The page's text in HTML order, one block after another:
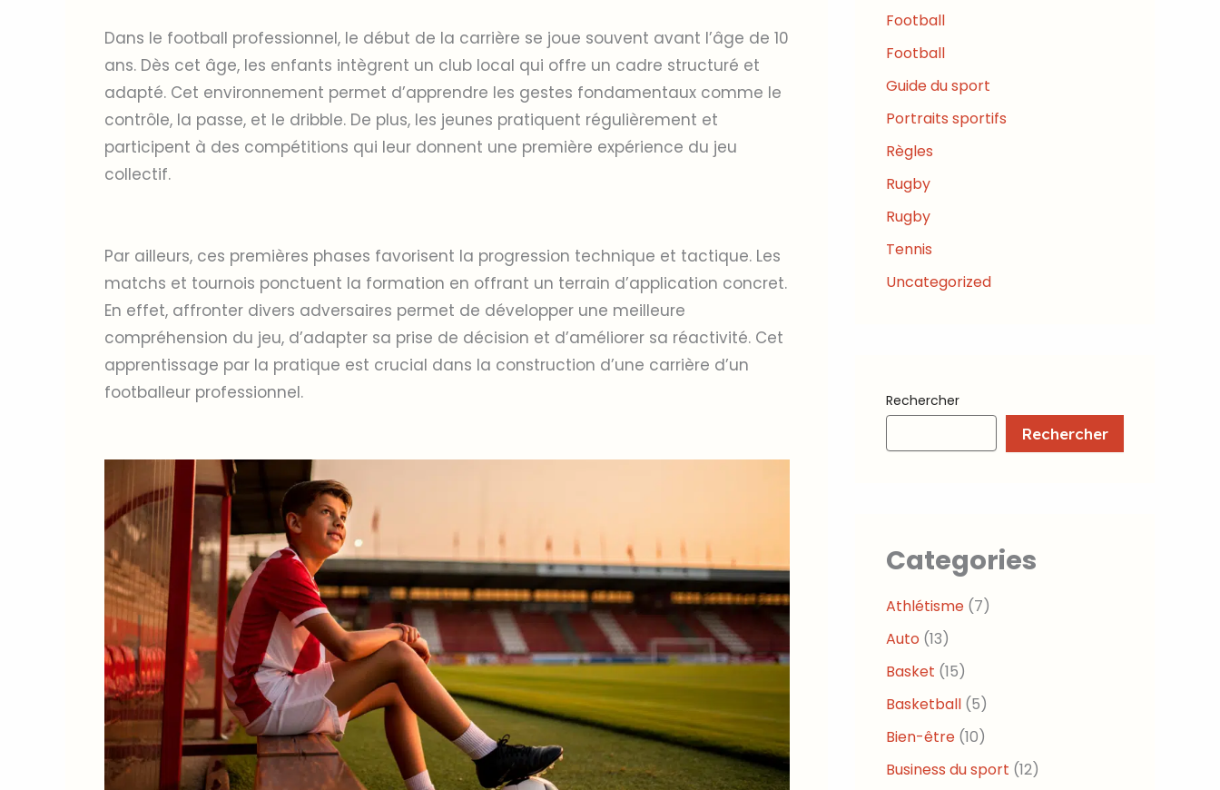
Dans le football professionnel, le début de la carrière se joue souvent avant l’âge de 10
ans. Dès cet âge, les enfants intègrent un club local qui offre un cadre structuré et
adapté. Cet environnement permet d’apprendre les gestes fondamentaux comme le
contrôle, la passe, et le dribble. De plus, les jeunes pratiquent régulièrement et
participent à des compétitions qui leur donnent une première expérience du jeu
collectif.
Par ailleurs, ces premières phases favorisent la progression technique et tactique. Les
matchs et tournois ponctuent la formation en offrant un terrain d’application concret.
En effet, affronter divers adversaires permet de développer une meilleure
compréhension du jeu, d’adapter sa prise de décision et d’améliorer sa réactivité. Cet
apprentissage par la pratique est crucial dans la construction d’une carrière d’un
footballeur professionnel.
Football
Football
Guide du sport
Portraits sportifs
Règles
Rugby
Rugby
Tennis
Uncategorized
Rechercher
Rechercher
Categories
Athlétisme (7)
Auto (13)
Basket (15)
Basketball (5)
Bien-être (10)
Business du sport (12)